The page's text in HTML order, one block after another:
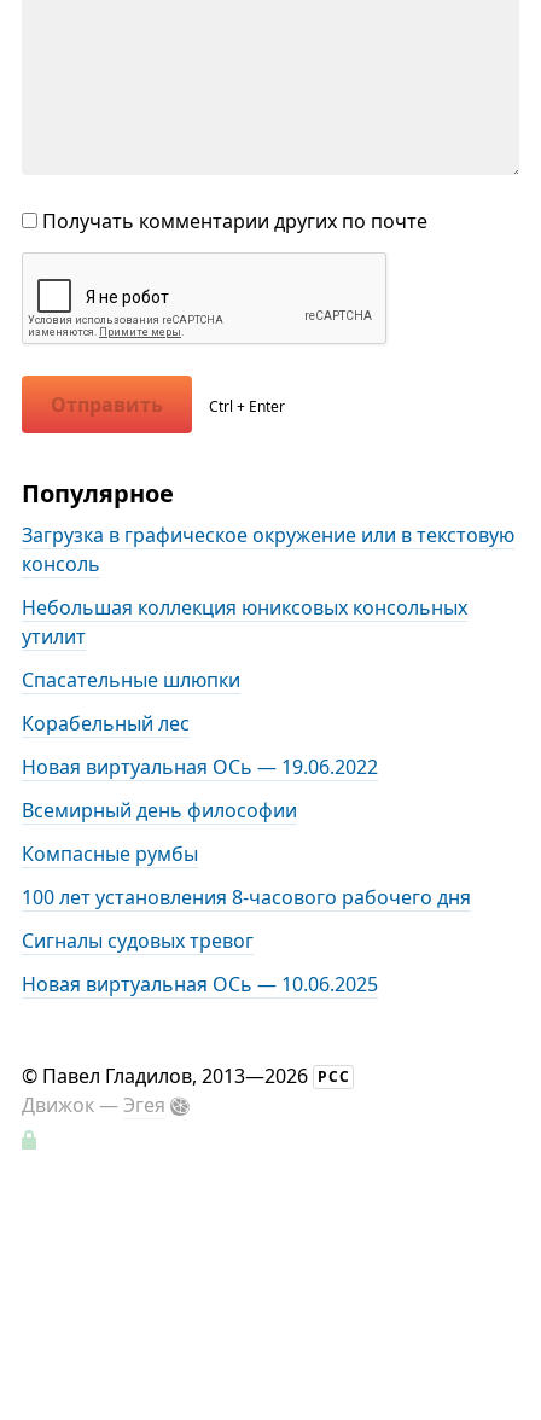
Получать комментарии других по почте
Отправить Ctrl + Enter
Популярное
Загрузка в графическое окружение или в текстовую
консоль
Небольшая коллекция юниксовых консольных
утилит
Спасательные шлюпки
Корабельный лес
Новая виртуальная ОСь — 19.06.2022
Всемирный день философии
Компасные румбы
100 лет установления 8-часового рабочего дня
Сигналы судовых тревог
Новая виртуальная ОСь — 10.06.2025
© Павел Гладилов, 2013—2026 РСС
Движок —Эгея